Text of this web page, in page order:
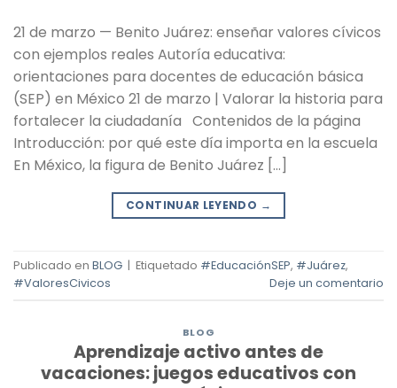
21 de marzo — Benito Juárez: enseñar valores cívicos
con ejemplos reales Autoría educativa:
orientaciones para docentes de educación básica
(SEP) en México 21 de marzo | Valorar la historia para
fortalecer la ciudadanía Contenidos de la página
Introducción: por qué este día importa en la escuela
En México, la figura de Benito Juárez […]
CONTINUAR LEYENDO →
Publicado en BLOG | Etiquetado #EducaciónSEP, #Juárez,
#ValoresCivicos
Deje un comentario
BLOG
Aprendizaje activo antes de
vacaciones: juegos educativos con